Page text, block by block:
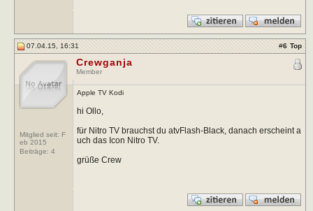
07.04.15, 16:31 #6 Top
Mitglied seit: F
eb 2015
Beiträge: 4
Crewganja
Member
Apple TV Kodi
hi Ollo,
für Nitro TV brauchst du atvFlash-Black, danach erscheint a
uch das Icon Nitro TV.
grüße Crew